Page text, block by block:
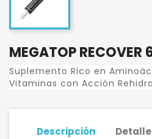
MEGATOP RECOVER
Suplemento Rico en
Vitaminas con Acción
Descripción